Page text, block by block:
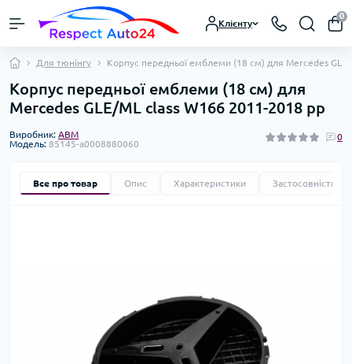
Клієнту
0
Для тюнінгу Корпус передньої емблеми (18 см) для Mercedes
Корпус передньої емблеми (18 см) для
Mercedes GLE/ML сlass W166 2011-2018 рр
Виробник: ABM
Модель: 85145-a0008880060
0
Все про товар Опис Характеристики Застосовність